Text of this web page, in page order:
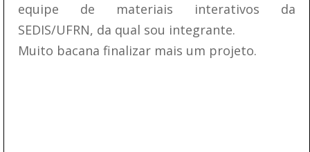
equipe de materiais interativos da
SEDIS/UFRN, da qual sou integrante.
Muito bacana finalizar mais um projeto.